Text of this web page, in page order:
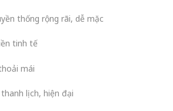
thống rộng rãi, dễ mặc
tinh tế
mái
lịch, hiện đại